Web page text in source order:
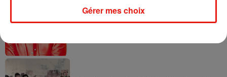
Il y a 10 ans, DJ Snake changeait de
dimension avec son premier...
Gérer mes choix